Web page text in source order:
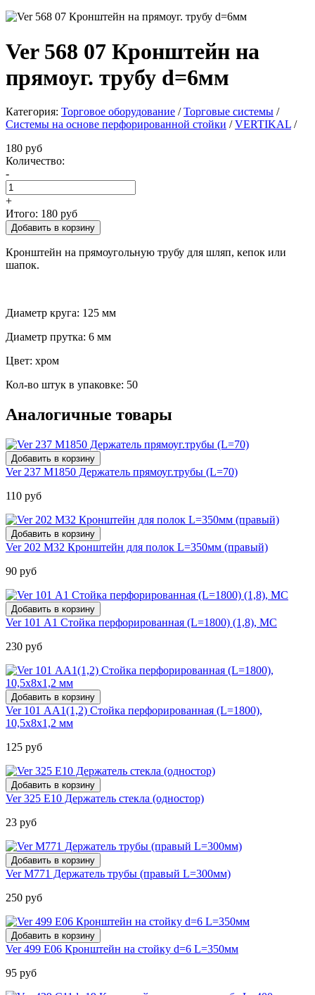
Ver 568 07 Кронштейн на
прямоуг. трубу d=6мм
Категория: Торговое оборудование / Торговые системы /
Системы на основе перфорированной стойки / VERTIKAL /
180 руб
Количество:
-
+
Итого: 180 руб
Кронштейн на прямоугольную трубу для шляп, кепок или
шапок.
Диаметр круга: 125 мм
Диаметр прутка: 6 мм
Цвет: хром
Кол-во штук в упаковке: 50
Аналогичные товары
Ver 237 M1850 Держатель прямоуг.трубы (L=70)
110 руб
Ver 202 M32 Кронштейн для полок L=350мм (правый)
90 руб
Ver 101 А1 Стойка перфорированная (L=1800) (1,8), МС
230 руб
Ver 101 АА1(1,2) Стойка перфорированная (L=1800),
10,5х8х1,2 мм
125 руб
Ver 325 Е10 Держатель стекла (одностор)
23 руб
Ver M771 Держатель трубы (правый L=300мм)
250 руб
Ver 499 E06 Кронштейн на стойку d=6 L=350мм
95 руб